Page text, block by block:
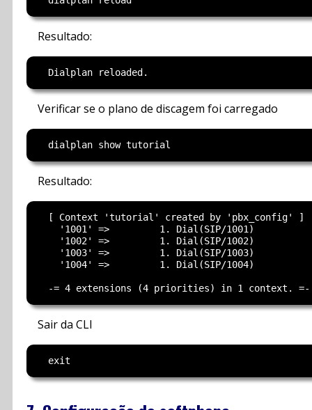
Resultado:
Verificar se o plano de discagem foi carregado
Resultado:
  [ Context 'tutorial' created by 'pbx_config' ]
'1001' =>         1. Dial(SIP/1001)
'1002' =>         1. Dial(SIP/1002)
'1003' =>         1. Dial(SIP/1003)
'1004' =>         1. Dial(SIP/1004)
Sair da CLI